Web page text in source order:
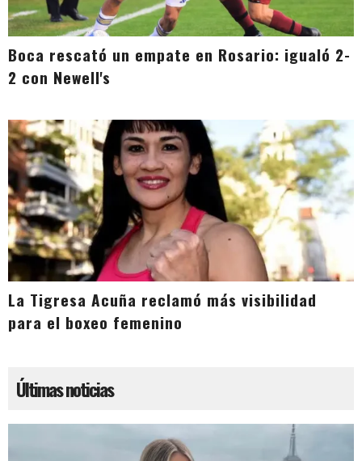
Boca rescató un empate en Rosario: igualó 2-
2 con Newell's
La Tigresa Acuña reclamó más visibilidad
para el boxeo femenino
Últimas noticias